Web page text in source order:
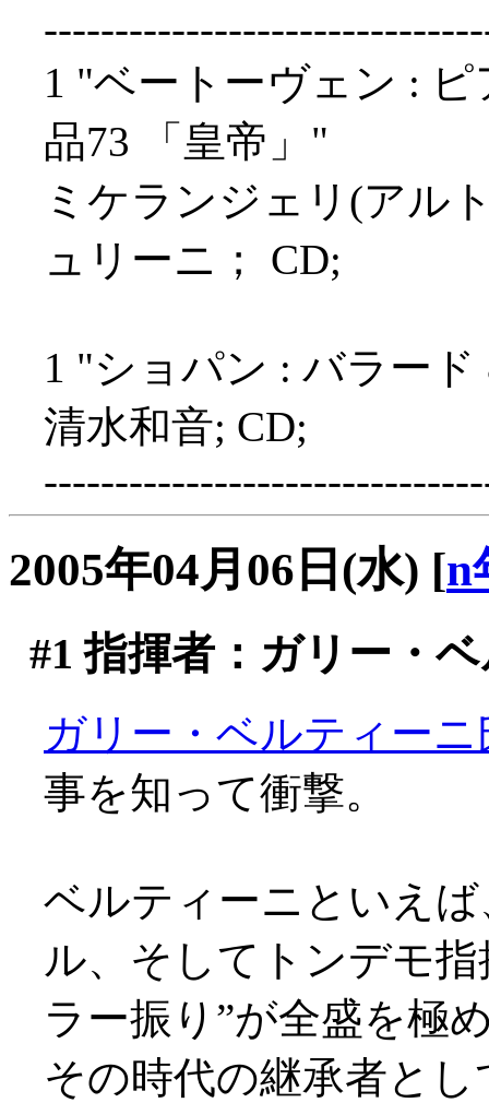
1 "ベートーヴェン :
品73 「皇帝」"
ミケランジェリ(アル
ュリーニ； CD;
1 "ショパン : バラー
清水和音; CD;
2005年04月06日(水) [n
#1 指揮者：ガリー・
ガリー・ベルティー
事を知って衝撃。
ベルティーニといえ
ル、そしてトンデモ
ラー振り”が全盛を極
その時代の継承者と